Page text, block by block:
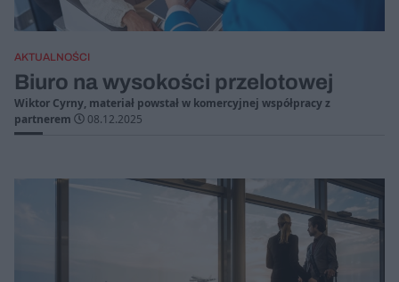
AKTUALNOŚCI
Biuro na wysokości przelotowej
Wiktor Cyrny, materiał powstał w komercyjnej współpracy z
partnerem
08.12.2025